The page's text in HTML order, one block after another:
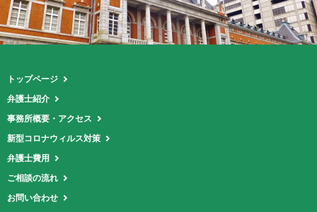
トップページ
弁護士紹介
事務所概要・アクセス
新型コロナウィルス対策
弁護士費用
ご相談の流れ
お問い合わせ